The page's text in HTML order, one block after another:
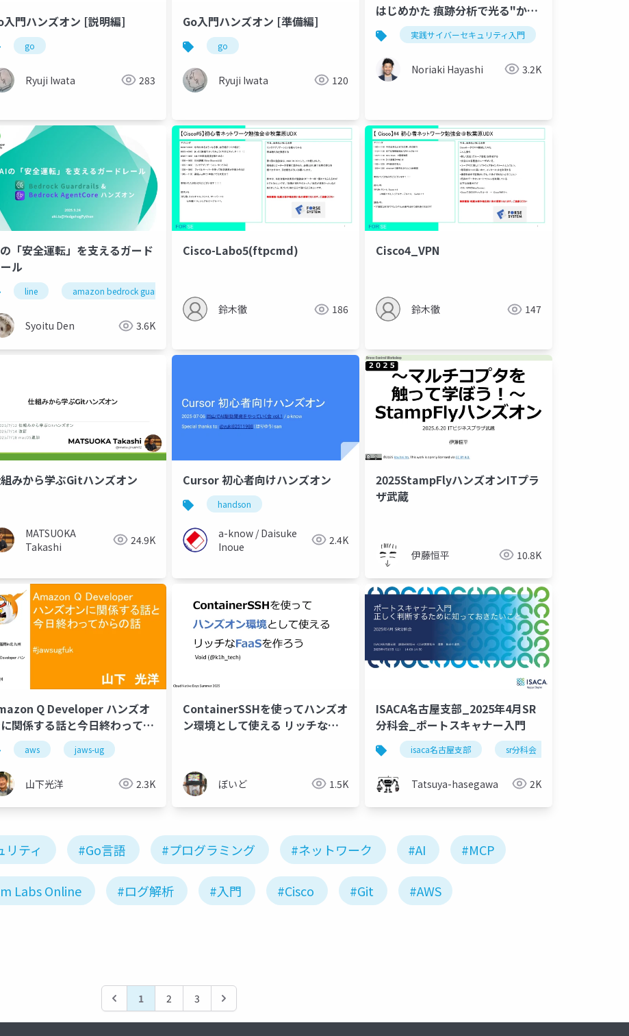
入門ハンズオン [説明編]
go
Ryuji Iwata 283
Go入門ハンズオン [準備編]
go
Ryuji Iwata 120
はじめかた 痕跡分析で光る"かっ
こよさ"実践サイバーセキュリティ入門
Noriaki Hayashi 3.2K
「安全運転」を支えるガード
ル
line amazon bedrock guardrails
Syoitu Den 3.6K
Cisco-Labo5(ftpcmd)
鈴木徹 186
Cisco4_VPN
鈴木徹 147
みから学ぶGitハンズオン
MATSUOKA
Takashi
24.9K
Cursor 初心者向けハンズオン
handson
a-know / Daisuke
Inoue
2.4K
2025StampFlyハンズオンITプラ
ザ武蔵
伊藤恒平 10.8K
Q Developer ハンズオ
関係する話と今日終わってか
話 aws jaws-ug
山下光洋 2.3K
ContainerSSHを使ってハンズオ
ン環境として使える リッチな
ぼいど 1.5K
ISACA名古屋支部_2025年4月SR
分科会_ポートスキャナー入門
isaca名古屋支部 sr分科会
Tatsuya-hasegawa 2K
ティ #Go言語 #プログラミング #ネットワーク #AI #MCP
Labs Online #ログ解析 #入門 #Cisco #Git #AWS
1 2 3